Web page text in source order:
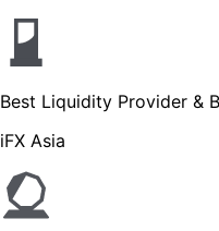
Best Liquidity Provider &
iFX Asia